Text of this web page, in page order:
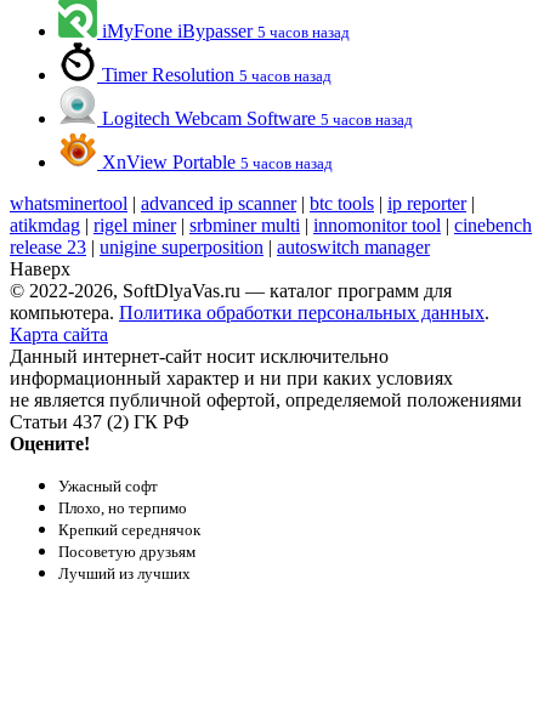
iMyFone iBypasser 5 часов назад
Timer Resolution 5 часов назад
Logitech Webcam Software 5 часов назад
XnView Portable 5 часов назад
whatsminertool | advanced ip scanner| btc tools | ip reporter|
atikmdag | rigel miner| srbminer multi | innomonitor tool | cinebench
release 23 | unigine superposition | autoswitch manager
Наверх
© 2022-2026, SoftDlyaVas.ru — каталог программ для
компьютера. Политика обработки персональных данных.
Карта сайта
Данный интернет-сайт носит исключительно
информационный характер и ни при каких условиях
не является публичной офертой, определяемой положениями
Статьи 437 (2) ГК РФ
Оцените!
Ужасный софт
Плохо, но терпимо
Крепкий середнячок
Посоветую друзьям
Лучший из лучших